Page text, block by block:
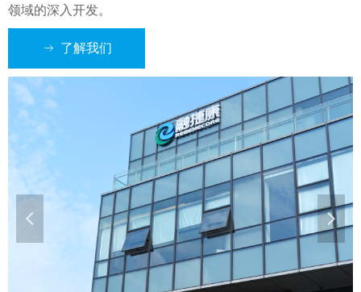
领域的深入开发。
넳 넲
ꁹ 了解我们